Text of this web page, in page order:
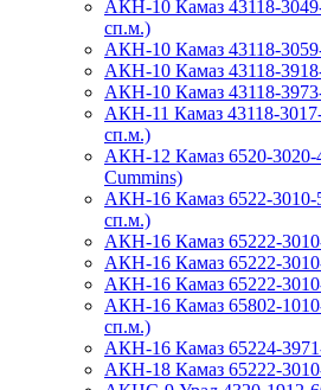
АКН-10 Камаз 43118-
сп.м.)
АКН-10 Камаз 43118-
АКН-10 Камаз 43118-
АКН-10 Камаз 43118-
АКН-11 Камаз 43118-
сп.м.)
АКН-12 Камаз 6520-
Cummins)
АКН-16 Камаз 6522-
сп.м.)
АКН-16 Камаз 65222-
АКН-16 Камаз 65222-
АКН-16 Камаз 65222-
АКН-16 Камаз 65802-
сп.м.)
АКН-16 Камаз 65224-
АКН-18 Камаз 65222-